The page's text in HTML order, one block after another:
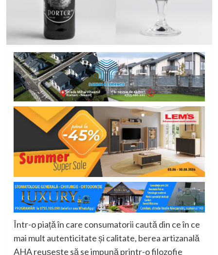
Într-o piață în care consumatorii caută din ce în ce
mai mult autenticitate și calitate, berea artizanală
AHA reușește să se impună printr-o filozofie